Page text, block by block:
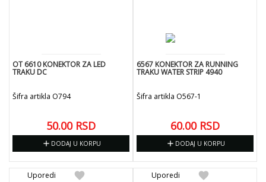
OT 6610 KONEKTOR ZA LED
TRAKU DC
Šifra artikla O794
50.00 RSD
add DODAJ U KORPU
6567 KONEKTOR ZA RUNNING
TRAKU WATER STRIP 4940
Šifra artikla O567-1
60.00 RSD
add DODAJ U KORPU
favorite
Uporedi favorite
Uporedi